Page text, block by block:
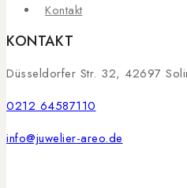
Kontakt
KONTAKT
Düsseldorfer Str. 32, 42697
0212 64587110
info@juwelier-areo.de